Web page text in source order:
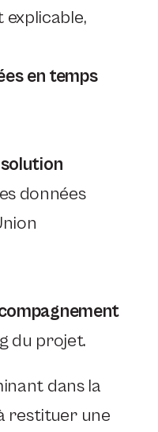
en temps
solution
données
du projet.
dans la
restituer une